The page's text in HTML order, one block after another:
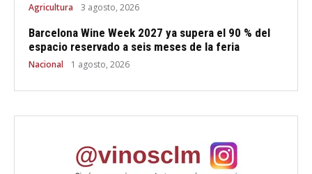
Agricultura 3 agosto, 2026
Barcelona Wine Week 2027 ya supera el 90 % del
espacio reservado a seis meses de la feria
Nacional 1 agosto, 2026